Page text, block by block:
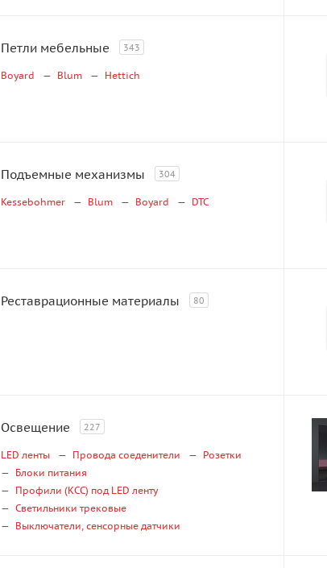
Петли мебельные 343
Boyard Blum Hettich
Подъемные механизмы 304
Kessebohmer Blum Boyard DTC
Реставрационные материалы 80
Освещение 227
LED ленты Провода соеденители
Розетки
Блоки питания
Профили (КСС) под LED ленту
Светильники трековые
Выключатели, сенсорные датчики